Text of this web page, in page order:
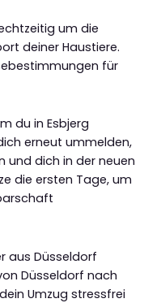
um die
deiner Haustiere.
für
du in Esbjerg
erneut ummelden,
und dich in der neuen
die ersten Tage, um
aus Düsseldorf
Düsseldorf nach
Umzug stressfrei